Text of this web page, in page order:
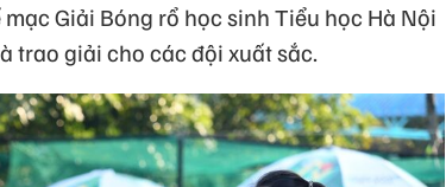
Giải Bóng rổ học sinh Tiểu học Hà Nội
trao giải cho các đội xuất sắc.